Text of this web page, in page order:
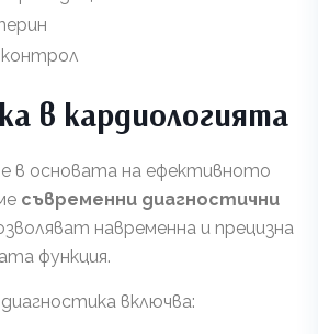
в кардиологията
в основата на ефективното
съвременни диагностични
навременна и прецизна
функция.
включва: